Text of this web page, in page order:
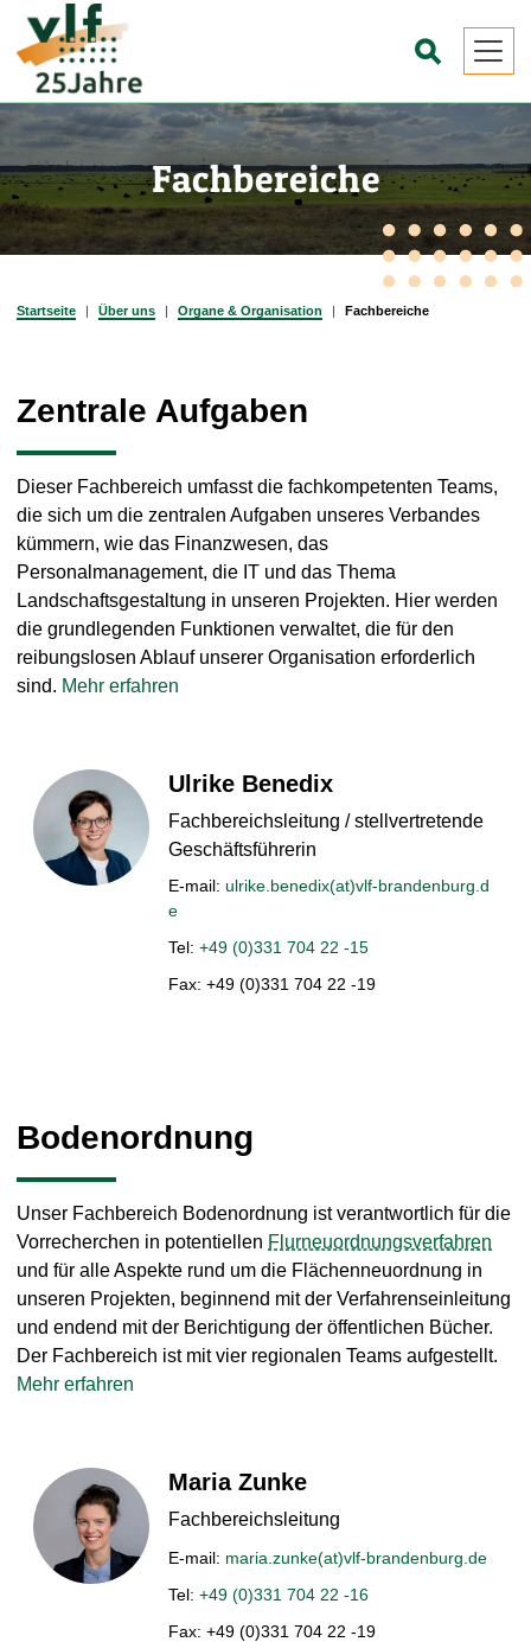
Zum
Inhalt
springen
☌
Fachbereiche
Startseite Über uns Organe & Organisation Fachbereiche
Zentrale Aufgaben
Dieser Fachbereich umfasst die fachkompetenten Teams,
die sich um die zentralen Aufgaben unseres Verbandes
kümmern, wie das Finanzwesen, das
Personalmanagement, die IT und das Thema
Landschaftsgestaltung in unseren Projekten. Hier werden
die grundlegenden Funktionen verwaltet, die für den
reibungslosen Ablauf unserer Organisation erforderlich
sind. Mehr erfahren
Ulrike Benedix
Fachbereichsleitung / stellvertretende
Geschäftsführerin
E-mail: ulrike.benedix(at)vlf-brandenburg.d
e
Tel: +49 (0)331 704 22 -15
Fax: +49 (0)331 704 22 -19
Bodenordnung
Unser Fachbereich Bodenordnung ist verantwortlich für die
Vorrecherchen in potentiellen Flurneuordnungsverfahren
und für alle Aspekte rund um die Flächenneuordnung in
unseren Projekten, beginnend mit der Verfahrenseinleitung
und endend mit der Berichtigung der öffentlichen Bücher.
Der Fachbereich ist mit vier regionalen Teams aufgestellt.
Mehr erfahren
Maria Zunke
Fachbereichsleitung
E-mail: maria.zunke(at)vlf-brandenburg.de
Tel: +49 (0)331 704 22 -16
Fax: +49 (0)331 704 22 -19